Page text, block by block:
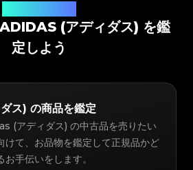
(アディダス) を鑑
定しよう
ス) の商品を鑑定
(アディダス) の中古品を売りたい
けて、お品物を鑑定して正規品かど
手伝いをします。